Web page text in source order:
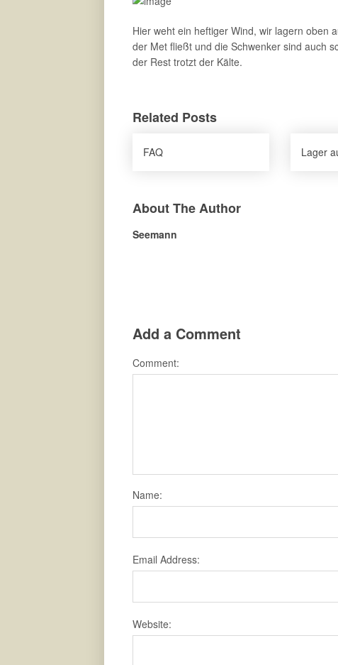
Hier weht ein heftiger Wind, wir lagern oben
der Met fließt und die Schwenker sind auch
der Rest trotzt der Kälte.
Related Posts
FAQ Lager
About The Author
Seemann
Add a Comment
Comment:
Name:
Email Address:
Website: